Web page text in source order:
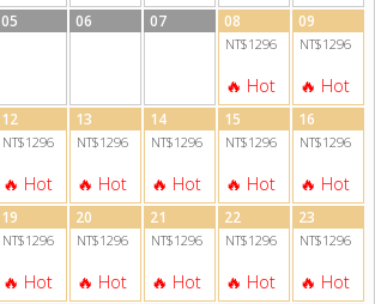
05 06 07 08
NT$1296
09
NT$1296
12
NT$1296
13
NT$1296
14
NT$1296
15
NT$1296
16
NT$1296
19
NT$1296
20
NT$1296
21
NT$1296
22
NT$1296
23
NT$1296